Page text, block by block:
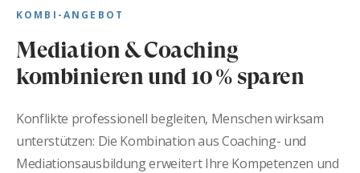
KOMBI-ANGEBOT
Mediation & Coaching
kombinieren und 10 % sparen
Konflikte professionell begleiten, Menschen wirksam
unterstützen: Die Kombination aus Coaching- und
Mediationsausbildung erweitert Ihre Kompetenzen und